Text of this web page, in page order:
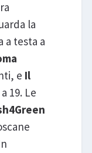
la
a testa a
e Il
19. Le